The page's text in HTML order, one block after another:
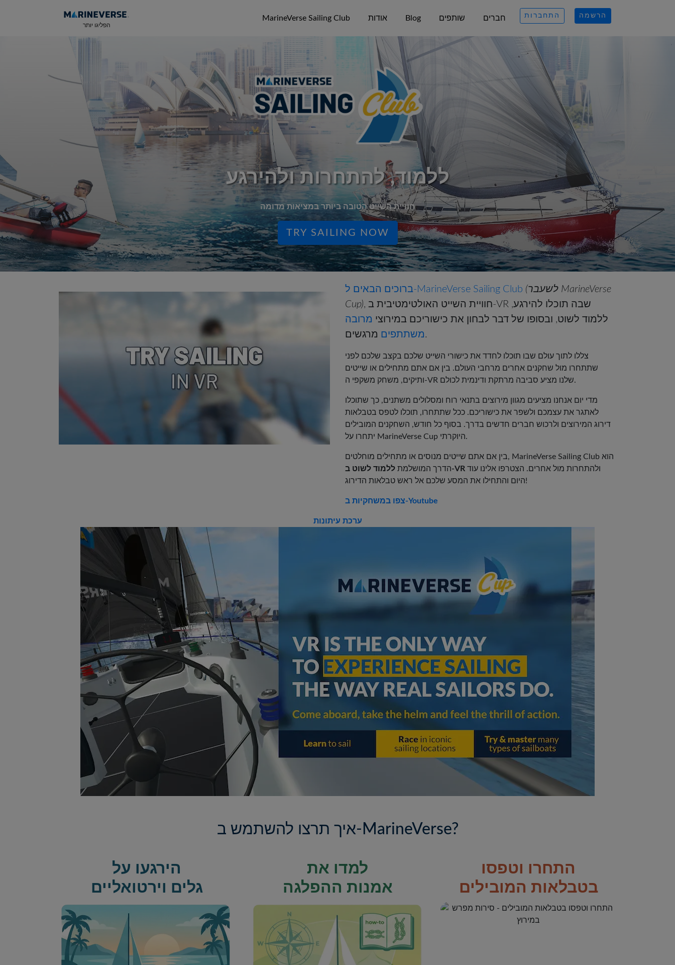
הפליגו יותר
MarineVerse Sailing Club אודות Blog שותפים חברים התחברות הרשמה
ללמוד, להתחרות ולהירגע
חוויית השייט הטובה ביותר במציאות מדומה
TRY SAILING NOW
ברוכים הבאים ל-MarineVerse Sailing Club (לשעבר MarineVerse
Cup), חוויית השייט האולטימטיבית ב-VR שבה תוכלו להירגע,
ללמוד לשוט, ובסופו של דבר לבחון את כישוריכם במירוצי מרובה
משתתפיםמרגשים.
צללו לתוך עולם שבו תוכלו לחדד את כישורי השייט שלכם בקצב שלכם לפני
שתתחרו מול שחקנים אחרים מרחבי העולם. בין אם אתם מתחילים או שייטים
ותיקים, משחק משקפי ה-VR שלנו מציע סביבה מרתקת ודינמית לכולם.
מדי יום אנחנו מציעים מגוון מירוצים בתנאי רוח ומסלולים משתנים, כך שתוכלו
לאתגר את עצמכם ולשפר את כישוריכם. ככל שתתחרו, תוכלו לטפס בטבלאות
דירוג המירוצים ולרכוש חברים חדשים בדרך. בסוף כל חודש, השחקנים המובילים
יתחרו על MarineVerse Cup היוקרתי.
בין אם אתם שייטים מנוסים או מתחילים מוחלטים, MarineVerse Sailing Club הוא
הדרך המושלמתללמוד לשוט ב-VR
היום והתחילו את המסע שלכם אל ראש טבלאות הדירוג!
צפו במשחקיות ב-Youtube
ערכת עיתונות
איך תרצו להשתמש ב-MarineVerse?
הירגעו על
גלים וירטואליים
למדו את
אמנות ההפלגה
התחרו וטפסו
בטבלאות המובילים